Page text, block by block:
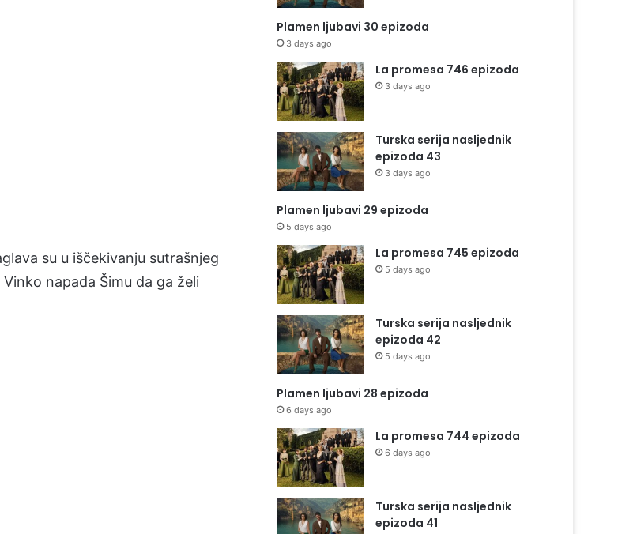
su u iščekivanju sutrašnjeg
napada Šimu da ga želi
Plamen ljubavi 30 epizoda
3 days ago
La promesa 746 epizoda
3 days ago
Turska serija nasljednik
epizoda 43
3 days ago
Plamen ljubavi 29 epizoda
5 days ago
La promesa 745 epizoda
5 days ago
Turska serija nasljednik
epizoda 42
5 days ago
Plamen ljubavi 28 epizoda
6 days ago
La promesa 744 epizoda
6 days ago
Turska serija nasljednik
epizoda 41